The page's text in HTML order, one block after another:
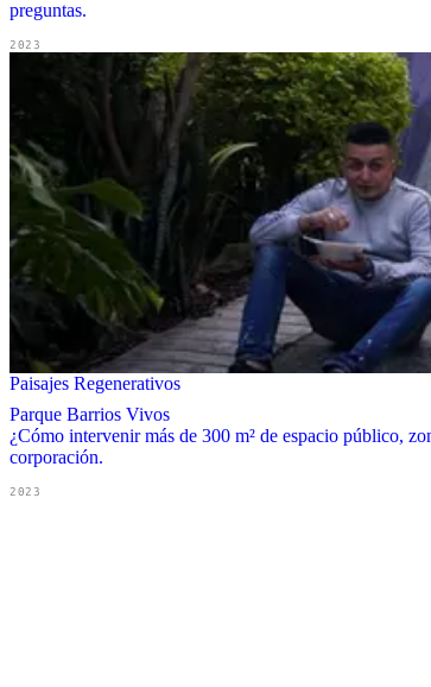
preguntas.
2023
Paisajes Regenerativos
Parque Barrios Vivos
¿Cómo intervenir más de 300 m² de espacio público,
corporación.
2023